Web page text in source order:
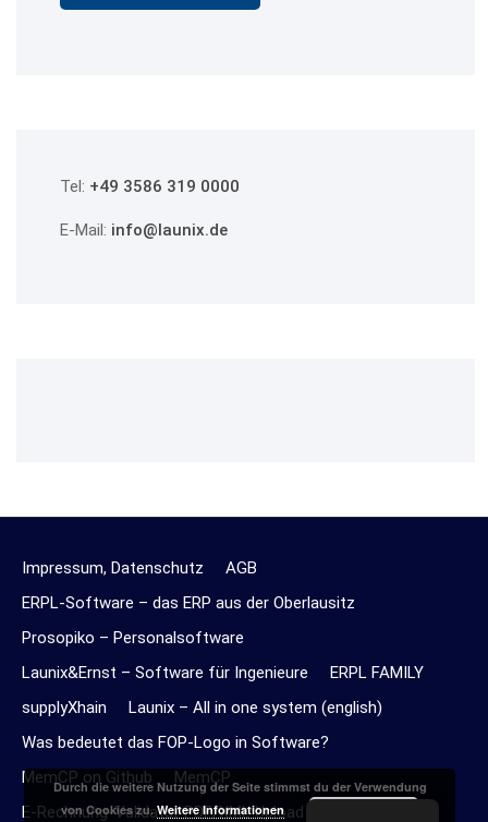
Tel: +49 3586 319 0000
E-Mail: info@launix.de
Impressum, Datenschutz
AGB
ERPL-Software – das ERP aus der Oberlausitz
Prosopiko – Personalsoftware
Launix&Ernst – Software für Ingenieure
ERPL FAMILY
supplyXhain
Launix – All in one system (english)
Was bedeutet das FOP-Logo in Software?
MemCP on Github
MemCP
E-Rechnung-Validator PDF/XML Upload Online
Durch die weitere Nutzung der Seite stimmst du der Verwendung
von Cookies zu.Weitere Informationen